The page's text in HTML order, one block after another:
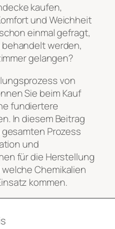
kaufen,
und Weichheit
einmal gefragt,
werden,
gelangen?
von
Sie beim Kauf
fundiertere
In diesem Beitrag
Prozess
und
für die Herstellung
Chemikalien
kommen.